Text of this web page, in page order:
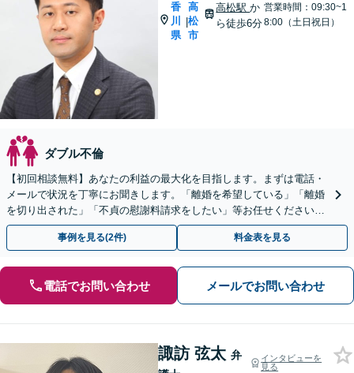
香
川
県
|
高
松
市
高松駅か
ら徒歩6分
営業時間：09:30~1
8:00（土日祝日）
ダブル不倫
【初回相談無料】あなたの利益の最大化を目指します。まずは電話・
メールで状況を丁寧にお聞きします。「離婚を希望している」「離婚
を切り出された」「不貞の慰謝料請求をしたい」等お任せください。
【リーズナブルな料金設定】
事例を見る(2件) 料金表を見る
電話でお問い合わせ メールでお問い合わせ
諏訪 弦太 弁
インタビューを
見る